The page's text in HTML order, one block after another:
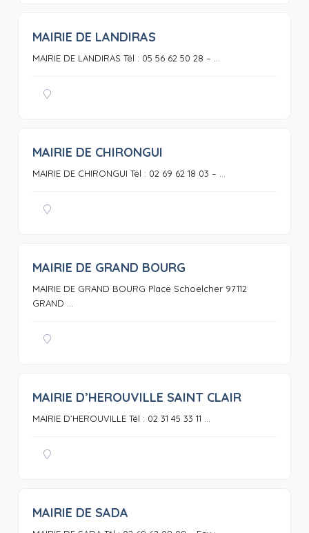
MAIRIE DE LANDIRAS
MAIRIE DE LANDIRAS Tél : 05 56 62 50 28 – ...
MAIRIE DE CHIRONGUI
MAIRIE DE CHIRONGUI Tél : 02 69 62 18 03 – ...
MAIRIE DE GRAND BOURG
MAIRIE DE GRAND BOURG Place Schoelcher 97112
GRAND ...
MAIRIE D’HEROUVILLE SAINT CLAIR
MAIRIE D’HEROUVILLE Tél : 02 31 45 33 11 ...
MAIRIE DE SADA